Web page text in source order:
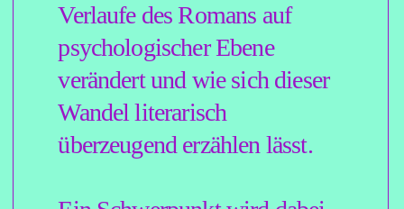
Video-Zusammenkünften.
Über die acht Wochen hinweg
wird kontinuierlich an der
Figur und an den zentralen
gearbeitet. Das Seminar wird
auch praxisorientierte